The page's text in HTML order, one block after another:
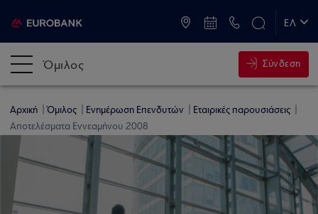
ΕΛ
Όμιλος Σύνδεση
Αρχική Όμιλος Ενημέρωση Επενδυτών
Εταιρικές παρουσιάσεις
Αποτελέσματα Εννεαμήνου 2008